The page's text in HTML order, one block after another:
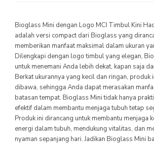
LUMIFACE BEAUTY MASK
SEMUA PRODUK
MILLIONAIRE FASHION
MILLIONAIRE PENDANT CHRONO
MILLIONAIRE PENDANT SUNSHINE
Bioglass Mini dengan Logo MCI Timbul Kini
adalah versi compact dari Bioglass yang
memberikan manfaat maksimal dalam ukuran
Dilengkapi dengan logo timbul yang elegan,
untuk menemani Anda lebih dekat, kapan saja
Berkat ukurannya yang kecil dan ringan, produk
dibawa, sehingga Anda dapat merasakan
batasan tempat. Bioglass Mini tidak hanya
efektif dalam membantu menjaga tubuh tetap
Produk ini dirancang untuk membantu menjaga
energi dalam tubuh, mendukung vitalitas, dan
nyaman sepanjang hari. Jadikan Bioglass Mini